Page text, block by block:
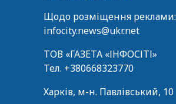
Щодо розміщення реклами:
infocity.news@ukr.net
ТОВ «ГАЗЕТА «ІНФОСІТІ»
Тел. +380668323770
Харків, м-н. Павлівський, 10